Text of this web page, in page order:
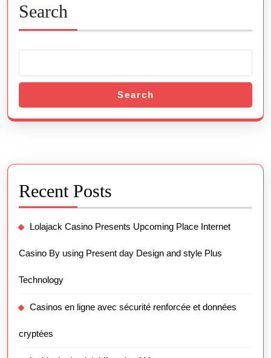
Search
Search
Recent Posts
Lolajack Casino Presents Upcoming Place Internet
Casino By using Present day Design and style Plus
Technology
Casinos en ligne avec sécurité renforcée et données
cryptées